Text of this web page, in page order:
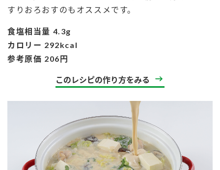
すりおろおすのもオススメです。
食塩相当量 4.3g
カロリー 292kcal
参考原価 206円
このレシピの作り方をみる